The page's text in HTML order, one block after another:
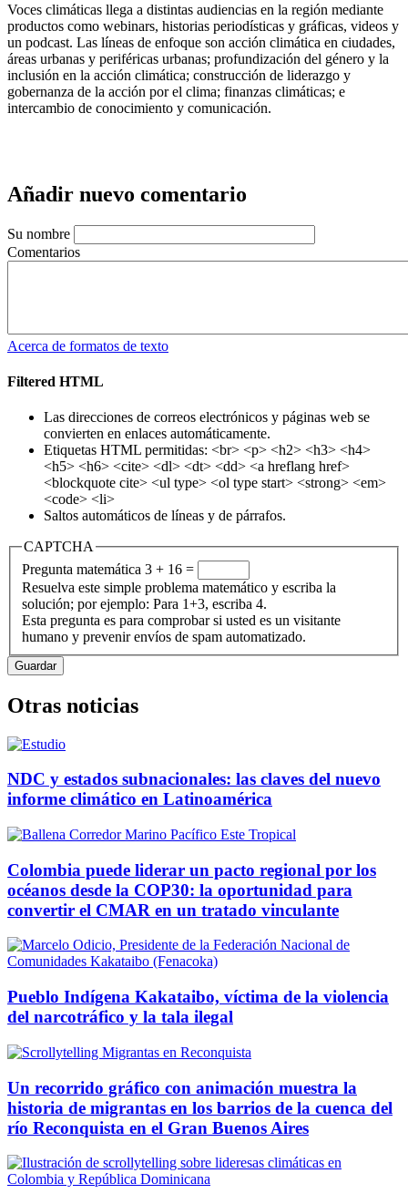
Voces climáticas llega a distintas audiencias en la región mediante
productos como webinars, historias periodísticas y gráficas, videos y
un podcast. Las líneas de enfoque son acción climática en ciudades,
áreas urbanas y periféricas urbanas; profundización del género y la
inclusión en la acción climática; construcción de liderazgo y
gobernanza de la acción por el clima; finanzas climáticas; e
intercambio de conocimiento y comunicación.
Añadir nuevo comentario
Su nombre
Comentarios
Acerca de formatos de texto
Filtered HTML
Las direcciones de correos electrónicos y páginas web se
convierten en enlaces automáticamente.
Etiquetas HTML permitidas: <br> <p> <h2> <h3> <h4>
<h5> <h6> <cite> <dl> <dt> <dd> <a hreflang href>
<blockquote cite> <ul type> <ol type start> <strong> <em>
<code> <li>
Saltos automáticos de líneas y de párrafos.
CAPTCHA
Pregunta matemática 3 + 16 =
Resuelva este simple problema matemático y escriba la
solución; por ejemplo: Para 1+3, escriba 4.
Esta pregunta es para comprobar si usted es un visitante
humano y prevenir envíos de spam automatizado.
Otras noticias
NDC y estados subnacionales: las claves del nuevo
informe climático en Latinoamérica
Colombia puede liderar un pacto regional por los
océanos desde la COP30: la oportunidad para
convertir el CMAR en un tratado vinculante
Pueblo Indígena Kakataibo, víctima de la violencia
del narcotráfico y la tala ilegal
Un recorrido gráfico con animación muestra la
historia de migrantas en los barrios de la cuenca del
río Reconquista en el Gran Buenos Aires